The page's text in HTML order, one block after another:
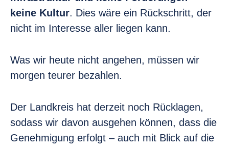
keine Kultur. Dies wäre ein Rückschritt, der
nicht im Interesse aller liegen kann.
Was wir heute nicht angehen, müssen wir
morgen teurer bezahlen.
Der Landkreis hat derzeit noch Rücklagen,
sodass wir davon ausgehen können, dass die
Genehmigung erfolgt – auch mit Blick auf die